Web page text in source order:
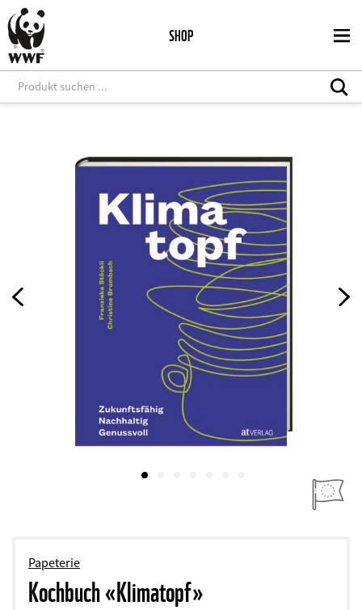
Direkt
zum
Inhalt
SHOP
Papeterie
Kochbuch «Klimatopf»